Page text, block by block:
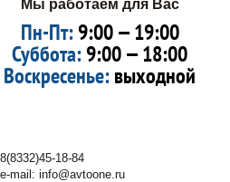
Мы работаем для Вас
Пн-Пт:9:00 — 19:00
Суббота:9:00 — 18:00
Воскресенье:выходной
8(8332)45-18-84
e-mail: info@avtoone.ru